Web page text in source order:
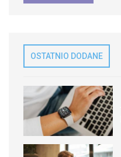
OSTATNIO DODANE